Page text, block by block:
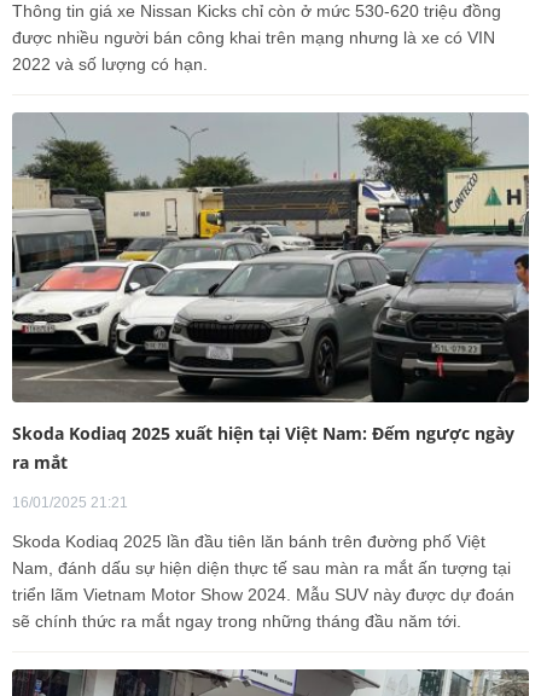
Thông tin giá xe Nissan Kicks chỉ còn ở mức 530-620 triệu đồng
được nhiều người bán công khai trên mạng nhưng là xe có VIN
2022 và số lượng có hạn.
Skoda Kodiaq 2025 xuất hiện tại Việt Nam: Đếm ngược ngày
ra mắt
16/01/2025 21:21
Skoda Kodiaq 2025 lần đầu tiên lăn bánh trên đường phố Việt
Nam, đánh dấu sự hiện diện thực tế sau màn ra mắt ấn tượng tại
triển lãm Vietnam Motor Show 2024. Mẫu SUV này được dự đoán
sẽ chính thức ra mắt ngay trong những tháng đầu năm tới.